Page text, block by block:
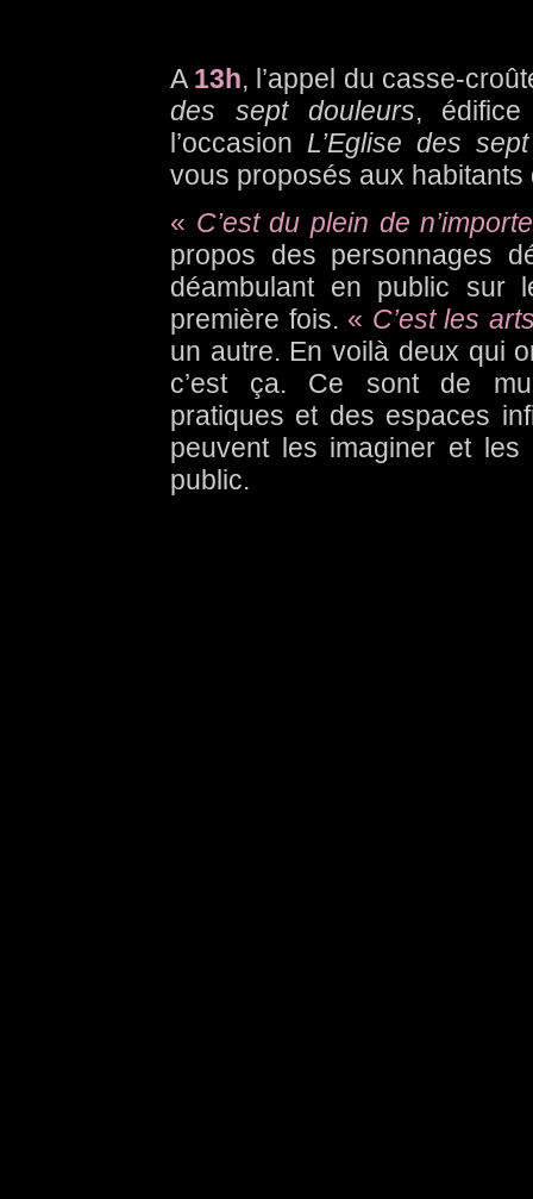
A 13h, l’appel du casse-
des sept douleurs,
l’occasion L’Eglise des
vous proposés aux
« C’est du plein de
propos des personnages
déambulant en public sur
première fois. « C’est les
un autre. En voilà deux qui
c’est ça. Ce sont de
pratiques et des espaces
peuvent les imaginer et les
public.